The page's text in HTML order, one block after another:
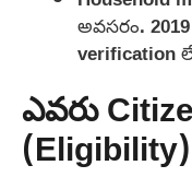
అవసరం.
verification
ఎవరు
(Eligibility)